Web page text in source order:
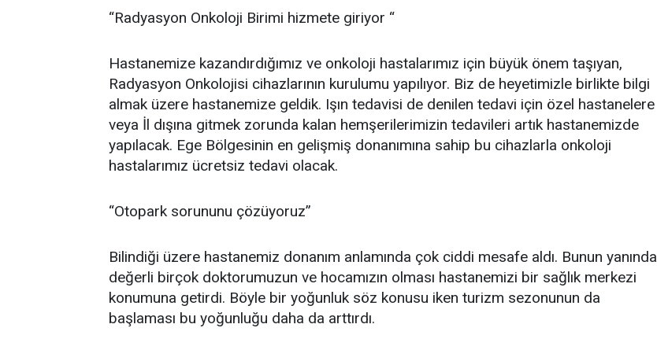
“Radyasyon Onkoloji Birimi hizmete giriyor “
Hastanemize kazandırdığımız ve onkoloji hastalarımız için büyük önem taşıyan,
Radyasyon Onkolojisi cihazlarının kurulumu yapılıyor. Biz de heyetimizle birlikte bilgi
almak üzere hastanemize geldik. Işın tedavisi de denilen tedavi için özel hastanelere
veya İl dışına gitmek zorunda kalan hemşerilerimizin tedavileri artık hastanemizde
yapılacak. Ege Bölgesinin en gelişmiş donanımına sahip bu cihazlarla onkoloji
hastalarımız ücretsiz tedavi olacak.
“Otopark sorununu çözüyoruz”
Bilindiği üzere hastanemiz donanım anlamında çok ciddi mesafe aldı. Bunun yanında
değerli birçok doktorumuzun ve hocamızın olması hastanemizi bir sağlık merkezi
konumuna getirdi. Böyle bir yoğunluk söz konusu iken turizm sezonunun da
başlaması bu yoğunluğu daha da arttırdı.